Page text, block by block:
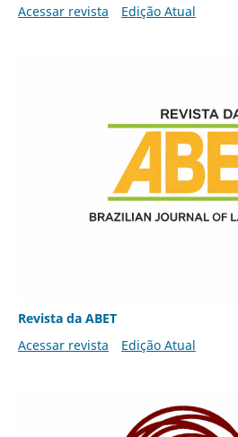
Acessar revista Edição Atual
Revista da ABET
Acessar revista
Edição Atual